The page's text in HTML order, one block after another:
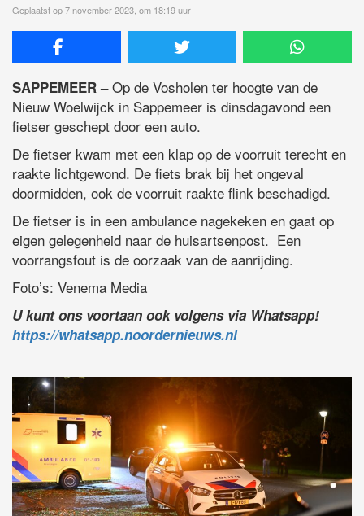
Geplaatst op 7 november 2023, om 18:19 uur
SAPPEMEER –Op de Vosholen ter hoogte van de
Nieuw Woelwijck in Sappemeer is dinsdagavond een
fietser geschept door een auto.
De fietser kwam met een klap op de voorruit terecht en
raakte lichtgewond. De fiets brak bij het ongeval
doormidden, ook de voorruit raakte flink beschadigd.
De fietser is in een ambulance nagekeken en gaat op
eigen gelegenheid naar de huisartsenpost. Een
voorrangsfout is de oorzaak van de aanrijding.
Foto’s: Venema Media
U kunt ons voortaan ook volgens via Whatsapp!
https://whatsapp.noordernieuws.nl